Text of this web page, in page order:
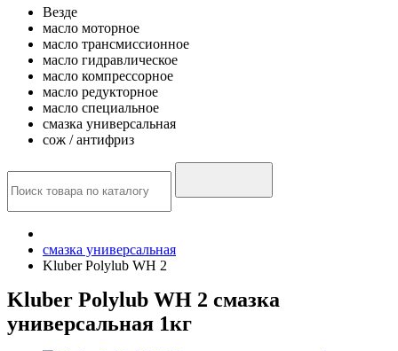
Везде
масло моторное
масло трансмиссионное
масло гидравлическое
масло компрессорное
масло редукторное
масло специальное
смазка универсальная
сож / антифриз
смазка универсальная
Kluber Polylub WH 2
Kluber Polylub WH 2 смазка
универсальная 1кг